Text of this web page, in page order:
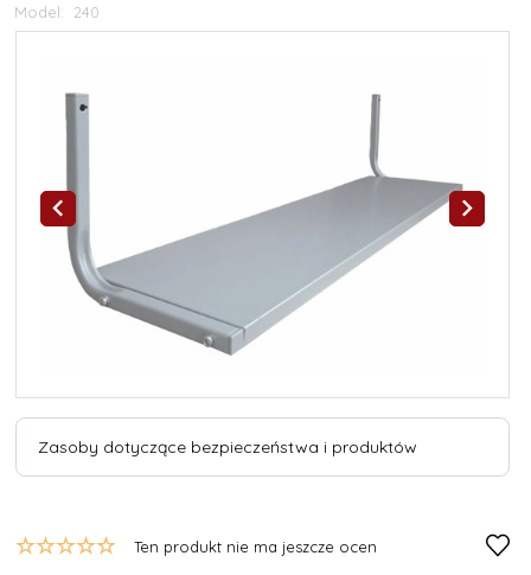
Model: 240
Zasoby dotyczące bezpieczeństwa i produktów
Ten produkt nie ma jeszcze ocen